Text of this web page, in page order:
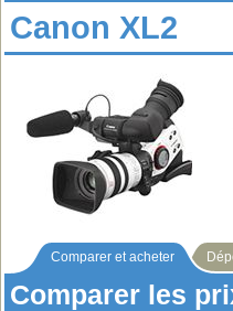
Canon XL2
Comparer et acheter
Comparer les